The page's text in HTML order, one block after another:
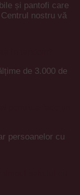
și pantofi care
nostru vă
de 3.000 de
persoanelor cu